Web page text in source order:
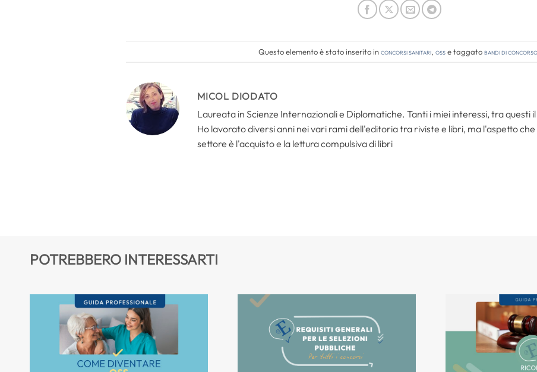
Questo elemento è stato inserito inConcorsi Sanitari, OSSe taggatobandi di concorso
MICOL DIODATO
Laureata in Scienze Internazionali e Diplomatiche. Tanti i miei interessi, tra questi
Ho lavorato diversi anni nei vari rami dell'editoria tra riviste e libri, ma l'aspetto
settore è l'acquisto e la lettura compulsiva di libri
POTREBBERO INTERESSARTI